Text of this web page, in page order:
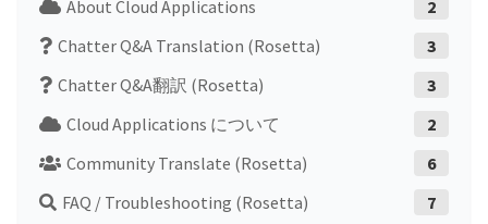
About Cloud Applications
2
Chatter Q&A Translation (Rosetta)
3
Chatter Q&A翻訳 (Rosetta)
3
Cloud Applications について
2
Community Translate (Rosetta)
6
FAQ / Troubleshooting (Rosetta)
7